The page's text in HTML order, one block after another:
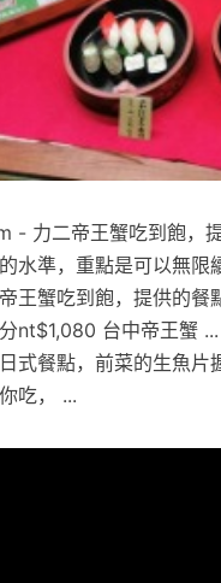
- 力二帝王蟹吃到飽，
水準，重點是可以無
王蟹吃到飽，提供的
nt$1,080 台中帝王蟹
式餐點，前菜的生魚
吃， ...